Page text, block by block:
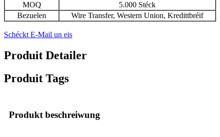
MOQ
5.000 Stéck
Bezuelen
Wire Transfer, Western Union, Kredittbréif
Schéckt E-Mail un eis
Produit Detailer
Produit Tags
Produkt beschreiwung